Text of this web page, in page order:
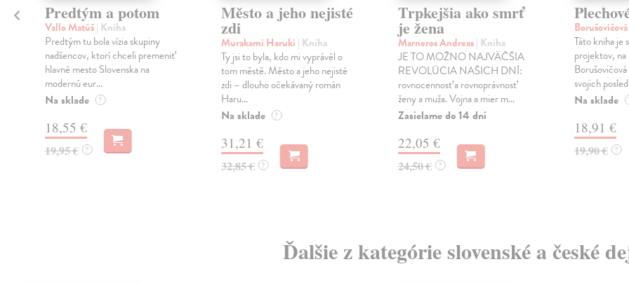
Predtým a potom
Vallo Matúš| Kniha
Predtým tu bola vízia skupiny
nadšencov, ktorí chceli premeniť
hlavné mesto Slovenska na
modernú eur...
Na sklade ?
18,55 €
19,95 € ?
Město a jeho nejisté
zdi
Murakami Haruki | Kniha
Ty jsi to byla, kdo mi vyprávěl o
tom městě. Město a jeho nejisté
zdi – dlouho očekávaný román
Haru...
Na sklade ?
31,21 €
32,85 € ?
Trpkejšia ako smrť
je žena
Marneros Andreas| Kniha
JE TO MOŽNO NAJVÄČŠIA
REVOLÚCIA NAŠICH DNÍ:
rovnocennosť a rovnoprávnosť
ženy a muža. Vojna a mier m...
Zasielame do 14 dní
22,05 €
24,50 € ?
Táto kniha je
projektov,
svojich
Na sklade
18,91 €
19,90 € ?
Ďalšie z kategórie slovenské a české